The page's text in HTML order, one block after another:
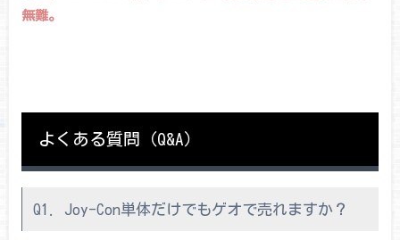
無難。
よくある質問（Q&A）
Q1. Joy-Con単体だけでもゲオで売れますか？